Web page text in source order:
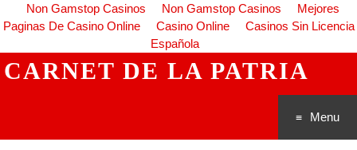
Non Gamstop Casinos Non Gamstop Casinos
Mejores
Paginas De Casino Online
Casino Online
Casinos Sin Licencia
Española
CARNET DE LA PATRIA
Menu